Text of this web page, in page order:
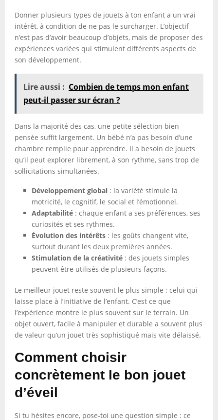
Donner plusieurs types de jouets à ton enfant a un vrai
intérêt, à condition de ne pas le surcharger. L’objectif
n’est pas d’avoir beaucoup d’objets, mais de proposer des
expériences variées qui stimulent différents aspects de
son développement.
Lire aussi : Combien de temps mon enfant
peut-il passer sur écran ?
Dans la majorité des cas, une petite sélection bien
pensée suffit largement. Un bébé n’a pas besoin d’une
chambre remplie pour apprendre. Il a besoin de jouets
qu’il peut explorer librement, à son rythme, sans trop de
sollicitations simultanées.
Développement global : la variété stimule la
motricité, le cognitif, le social et l’émotionnel.
Adaptabilité : chaque enfant a ses préférences, ses
curiosités et ses rythmes.
Évolution des intérêts : les goûts changent vite,
surtout durant les deux premières années.
Stimulation de la créativité : des jouets simples
peuvent être utilisés de plusieurs façons.
Le meilleur jouet reste souvent le plus simple : celui qui
laisse place à l’initiative de l’enfant. C’est ce que
l’expérience montre le plus souvent sur le terrain. Un
objet ouvert, facile à manipuler et durable a souvent plus
de valeur qu’un jouet très sophistiqué mais vite délaissé.
Comment choisir
concrètement le bon jouet
d’éveil
Si tu hésites encore, pose-toi une question simple : ce